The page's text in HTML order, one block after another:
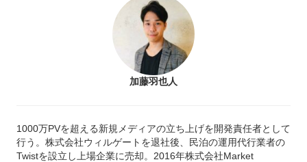
加藤羽也人
1000万PVを超える新規メディアの立ち上げを開発責任者として
行う。株式会社ウィルゲートを退社後、民泊の運用代行業者の
Twistを設立し上場企業に売却。2016年株式会社Market